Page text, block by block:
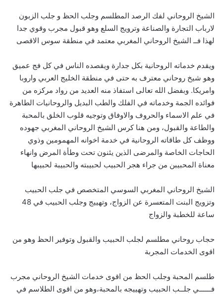
الشيخ الروحاني لفك الرصد المطلسم وجلب الحظ و جلب الزبون
لارباب التجارة والصناعة وترويج السلع وهو قبول مجرب وقوي جدا
لهذا فــ الشيخ الروحاني المغربي معتمد في منطقة سوس الاقصى
ويقدم خدماته الروحانية بكل جدارة ويقصده الناس في كل فج عميق
وهو شيخ روحاني معترف به حتى في منطقة الخليج العربي واروبا
وامريكا. وبفضل الله تعالى استفاذ منه العديد من رواد مركزه من
فوائده الجمة وخدماته في الفلك والطب البديل والروحانيات الطاهرة
في علم الاسماء والحروف والاوفاق وتوجيه قلوب الخلق بالمحبة
والطاعة والقبول، ومن هنا كرس الشيخ الروحاني المغربي جهوده
ووظف كل طاقاته الروحانية في خدمة اخوانه المهمومين وذوي
الحاجات الخاصة والمرضى الذين يئنون تحت وطأة المرض وانهاء
معناة المحبيبن من جراء هجر الحبيب لحبيبته والحبيبة لحبيبها
الشيخ الروحاني المغربي السوسي المتخصص في جلب الحبيب
وتزويج البنت المتعسرة عن الزواج، وتهييج وجلب الحبيب في 48
ساعة للخطبة والزواج
حجاب روحاني مطلسم لجلب الحبيب والقبول وتوفير الحظ وهو من
اقوى الخدمات المجربة
طلسم المحبة وجلب الحظ من اقوى خدمات الشيخ الروحاني مجرب
فــــــي جلــب الحبيب وتهييجه بالمحبة،وهو من اقوى الطلاسم في